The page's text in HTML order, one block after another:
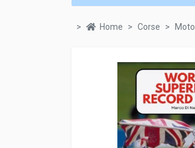
Home Corse Moto